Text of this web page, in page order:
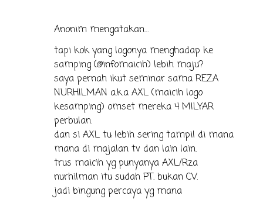
Anonim mengatakan…
tapi kok yang logonya menghadap ke
samping (@infomaicih) lebih maju?
saya pernah ikut seminar sama REZA
NURHILMAN a.k.a AXL (maicih logo
kesamping) omset mereka 4 MILYAR
perbulan.
dan si AXL tu lebih sering tampil di mana
mana di majalan tv dan lain lain.
trus maicih yg punyanya AXL/Rza
nurhilman itu sudah PT. bukan CV.
jadi bingung percaya yg mana